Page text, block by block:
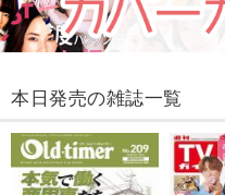
本日発売の雑誌一覧